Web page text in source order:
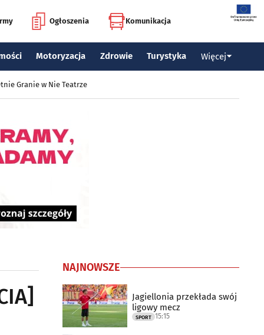
Ogłoszenia Komunikacja
Motoryzacja Zdrowie Turystyka Więcej
Granie w Nie Teatrze
NAJNOWSZE
Jagiellonia przekłada swój
ligowy mecz
SPORT 15:15